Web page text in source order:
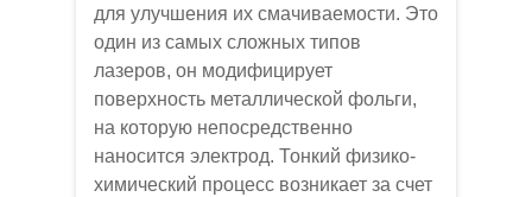
для улучшения их смачиваемости. Это
один из самых сложных типов
лазеров, он модифицирует
поверхность металлической фольги,
на которую непосредственно
наносится электрод. Тонкий физико-
химический процесс возникает за счет